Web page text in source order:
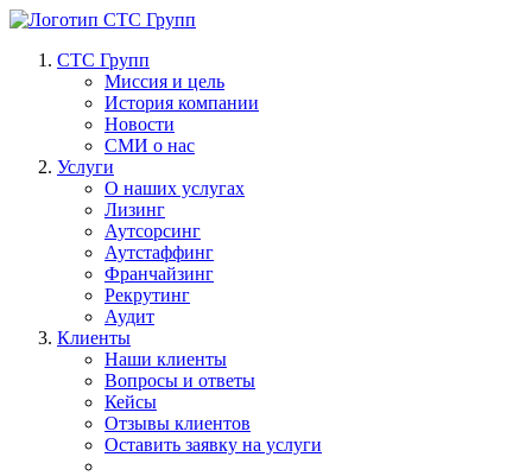
СТС Групп
Миссия и цель
История компании
Новости
СМИ о нас
Услуги
О наших услугах
Лизинг
Аутсорсинг
Аутстаффинг
Франчайзинг
Рекрутинг
Аудит
Клиенты
Наши клиенты
Вопросы и ответы
Кейсы
Отзывы клиентов
Оставить заявку на услуги